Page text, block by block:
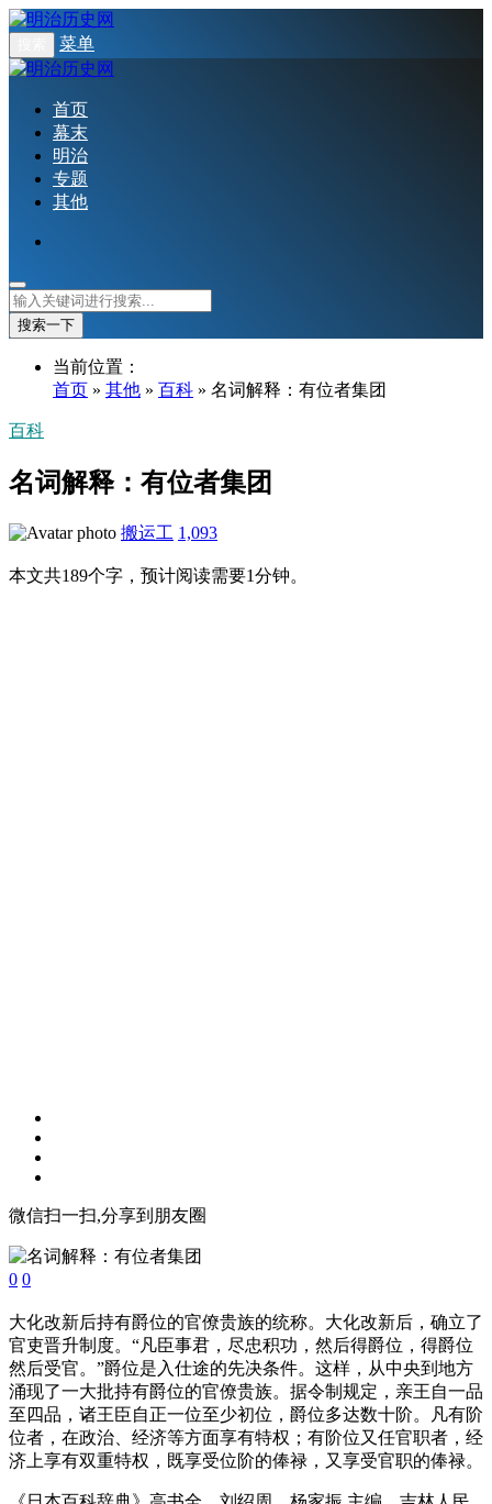
菜单
首页
幕末
明治
专题
其他
搜索一下
当前位置：
首页 » 其他 » 百科 » 名词解释：有位者集团
百科
名词解释：有位者集团
搬运工 1,093
本文共189个字，预计阅读需要1分钟。
微信扫一扫,分享到朋友圈
0 0
大化改新后持有爵位的官僚贵族的统称。大化改新后，确立了
官吏晋升制度。“凡臣事君，尽忠积功，然后得爵位，得爵位
然后受官。”爵位是入仕途的先决条件。这样，从中央到地方
涌现了一大批持有爵位的官僚贵族。据令制规定，亲王自一品
至四品，诸王臣自正一位至少初位，爵位多达数十阶。凡有阶
位者，在政治、经济等方面享有特权；有阶位又任官职者，经
济上享有双重特权，既享受位阶的俸禄，又享受官职的俸禄。